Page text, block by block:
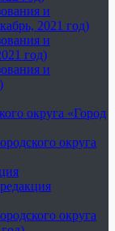
и
2021 год)
и
год)
и
округа «Город
округа
округа